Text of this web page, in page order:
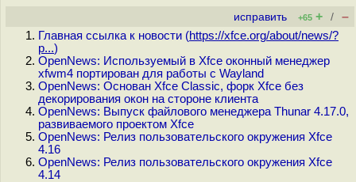
исправить +65 + / –
Главная ссылка к новости (https://xfce.org/about/news/?
p...)
OpenNews: Используемый в Xfce оконный менеджер
xfwm4 портирован для работы с Wayland
OpenNews: Основан Xfce Classic, форк Xfce без
декорирования окон на стороне клиента
OpenNews: Выпуск файлового менеджера Thunar 4.17.0,
развиваемого проектом Xfce
OpenNews: Релиз пользовательского окружения Xfce
4.16
OpenNews: Релиз пользовательского окружения Xfce
4.14